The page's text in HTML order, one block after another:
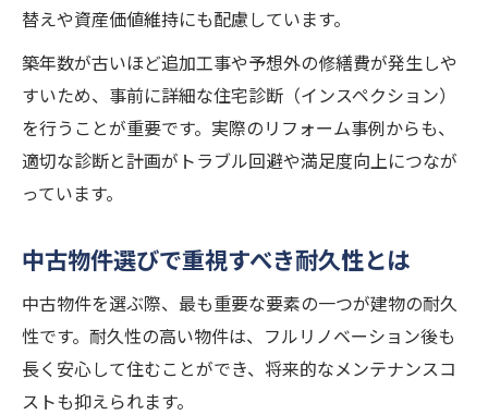
替えや資産価値維持にも配慮しています。
築年数が古いほど追加工事や予想外の修繕費が発生しや
すいため、事前に詳細な住宅診断（インスペクション）
を行うことが重要です。実際のリフォーム事例からも、
適切な診断と計画がトラブル回避や満足度向上につなが
っています。
中古物件選びで重視すべき耐久性とは
中古物件を選ぶ際、最も重要な要素の一つが建物の耐久
性です。耐久性の高い物件は、フルリノベーション後も
長く安心して住むことができ、将来的なメンテナンスコ
ストも抑えられます。